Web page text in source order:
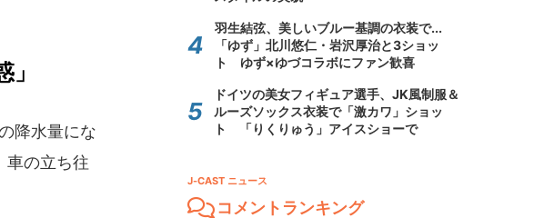
降水量にな
車の立ち往
羽生結弦、美しいブルー基調の衣装で...
「ゆず」北川悠仁・岩沢厚治と3ショッ
ト ゆず×ゆづコラボにファン歓喜
ドイツの美女フィギュア選手、JK風制服＆
ルーズソックス衣装で「激カワ」ショッ
ト 「りくりゅう」アイスショーで
J-CAST ニュース
コメントランキング